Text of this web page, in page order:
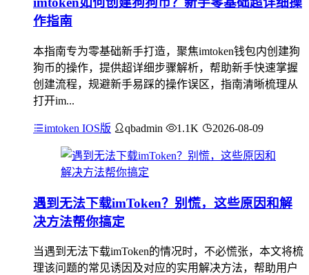
作指南
本指南专为零基础新手打造，聚焦imtoken钱包内创建狗
狗币的操作，提供超详细步骤解析，帮助新手快速掌握
创建流程，规避新手易踩的操作误区，指南清晰梳理从
打开im...
imtoken IOS版 qbadmin 1.1K 2026-08-09
遇到无法下载imToken？别慌，这些原因和解
决方法帮你搞定
当遇到无法下载imToken的情况时，不必慌张，本文将梳
理该问题的常见诱因及对应的实用解决方法，帮助用户